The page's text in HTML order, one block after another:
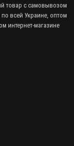
товар с самовывозом
всей Украине, оптом
интернет-магазине